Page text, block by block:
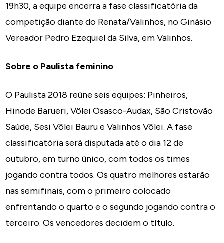
19h30, a equipe encerra a fase classificatória da
competição diante do Renata/Valinhos, no Ginásio
Vereador Pedro Ezequiel da Silva, em Valinhos.
Sobre o Paulista feminino
O Paulista 2018 reúne seis equipes: Pinheiros,
Hinode Barueri, Vôlei Osasco-Audax, São Cristovão
Saúde, Sesi Vôlei Bauru e Valinhos Vôlei. A fase
classificatória será disputada até o dia 12 de
outubro, em turno único, com todos os times
jogando contra todos. Os quatro melhores estarão
nas semifinais, com o primeiro colocado
enfrentando o quarto e o segundo jogando contra o
terceiro. Os vencedores decidem o título.